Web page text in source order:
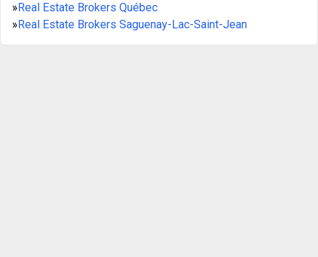
»Real Estate Brokers Québec
»Real Estate Brokers Saguenay-Lac-Saint-Jean